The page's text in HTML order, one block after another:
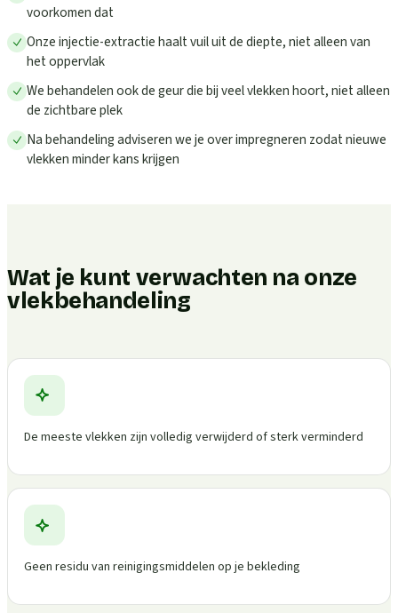
voorkomen dat
Onze injectie-extractie haalt vuil uit de diepte, niet alleen van
het oppervlak
We behandelen ook de geur die bij veel vlekken hoort, niet alleen
de zichtbare plek
Na behandeling adviseren we je over impregneren zodat nieuwe
vlekken minder kans krijgen
Wat je kunt verwachten na onze
vlekbehandeling
De meeste vlekken zijn volledig verwijderd of sterk verminderd
Geen residu van reinigingsmiddelen op je bekleding